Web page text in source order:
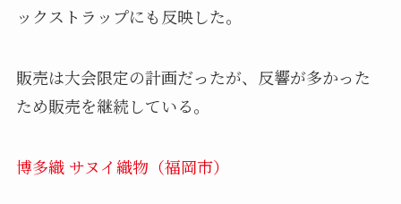
ックストラップにも反映した。
販売は大会限定の計画だったが、反響が多かった
ため販売を継続している。
博多織 サヌイ織物（福岡市）